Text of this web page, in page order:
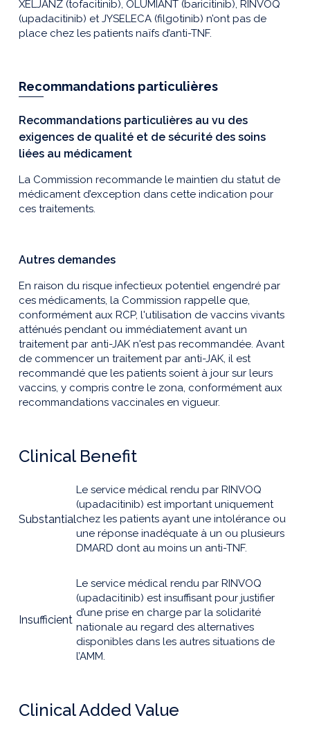
XELJANZ (tofacitinib), OLUMIANT (baricitinib), RINVOQ
(upadacitinib) et JYSELECA (filgotinib) n’ont pas de
place chez les patients naïfs d’anti-TNF.
Recommandations particulières
Recommandations particulières au vu des
exigences de qualité et de sécurité des soins
liées au médicament
La Commission recommande le maintien du statut de
médicament d’exception dans cette indication pour
ces traitements.
Autres demandes
En raison du risque infectieux potentiel engendré par
ces médicaments, la Commission rappelle que,
conformément aux RCP, l'utilisation de vaccins vivants
atténués pendant ou immédiatement avant un
traitement par anti-JAK n'est pas recommandée. Avant
de commencer un traitement par anti-JAK, il est
recommandé que les patients soient à jour sur leurs
vaccins, y compris contre le zona, conformément aux
recommandations vaccinales en vigueur.
Clinical Benefit
Substantial
Le service médical rendu par RINVOQ
(upadacitinib) est important uniquement
chez les patients ayant une intolérance ou
une réponse inadéquate à un ou plusieurs
DMARD dont au moins un anti-TNF.
Insufficient
Le service médical rendu par RINVOQ
(upadacitinib) est insuffisant pour justifier
d’une prise en charge par la solidarité
nationale au regard des alternatives
disponibles dans les autres situations de
l’AMM.
Clinical Added Value